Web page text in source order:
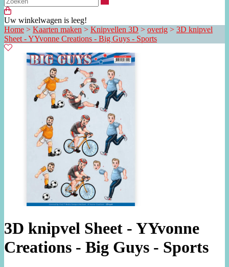
Uw winkelwagen is leeg!
Home > Kaarten maken > Knipvellen 3D > overig > 3D knipvel
Sheet - YYvonne Creations - Big Guys - Sports
3D knipvel Sheet - YYvonne
Creations - Big Guys - Sports